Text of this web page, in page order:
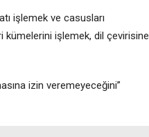
işlemek ve casusları
kümelerini işlemek, dil çevirisine
izin veremeyeceğini”